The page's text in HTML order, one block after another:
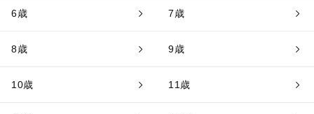
6歳 7歳
8歳 9歳
10歳 11歳